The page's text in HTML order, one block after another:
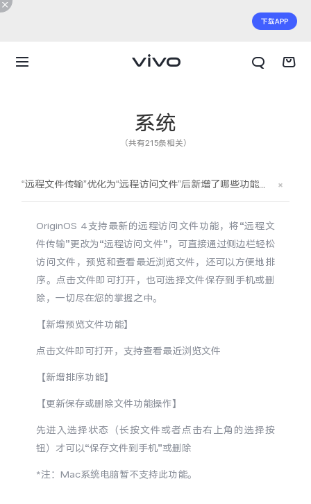
X300 E X Fold6
S60
Y600 Turbo Y600 Pro
vivo TWS 5 Pro vivo Pad6 Pro
系统
（共有215条相关）
OriginOS 4支持最新的远程访问文件功能，将“远程文
件传输”更改为“远程访问文件”，可直接通过侧边栏轻松
访问文件，预览和查看最近浏览文件，还可以方便地排
序。点击文件即可打开，也可选择文件保存到手机或删
除，一切尽在您的掌握之中。
【新增预览文件功能】
点击文件即可打开，支持查看最近浏览文件
【新增排序功能】
【更新保存或删除文件功能操作】
先进入选择状态（长按文件或者点击右上角的选择按
钮）才可以“保存文件到手机”或删除
*注：Mac系统电脑暂不支持此功能。